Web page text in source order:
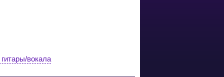
вокала